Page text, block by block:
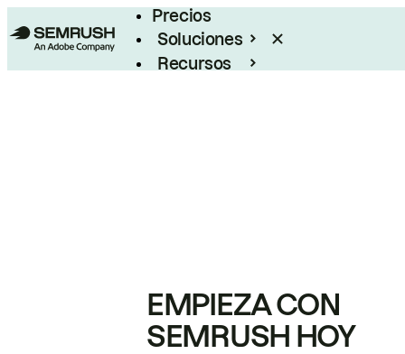
Precios
Soluciones
Recursos
EMPIEZA CON
SEMRUSH HOY